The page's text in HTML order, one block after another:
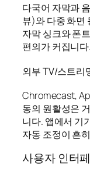
다국어 자막과
뷰)와 다중 화면
자막 싱크와 폰
편의가 커집니다.
외부 TV/스트리
Chromecast,
동의 원활성은
니다. 앱에서 기
자동 조정이 흔
사용자 인터